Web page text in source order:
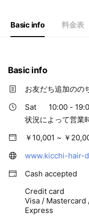
10:00 - 19:00
状況によって営業時間を変
Basic info 料金表
Basic info
お友だち追加のの
Sat
10:00 -
状況によって営業
￥10,001 ~ ￥
www.kicchi-hair-
Cash accepted
Credit card
Visa / Mastercard
Express